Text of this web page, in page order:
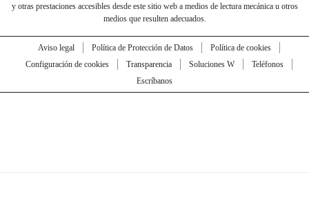
y otras prestaciones accesibles desde este sitio web a medios de lectura mecánica u otros
medios que resulten adecuados.
Aviso legal Política de Protección de Datos
Política de cookies
Configuración de cookies
Transparencia Soluciones W
Teléfonos
Escríbanos